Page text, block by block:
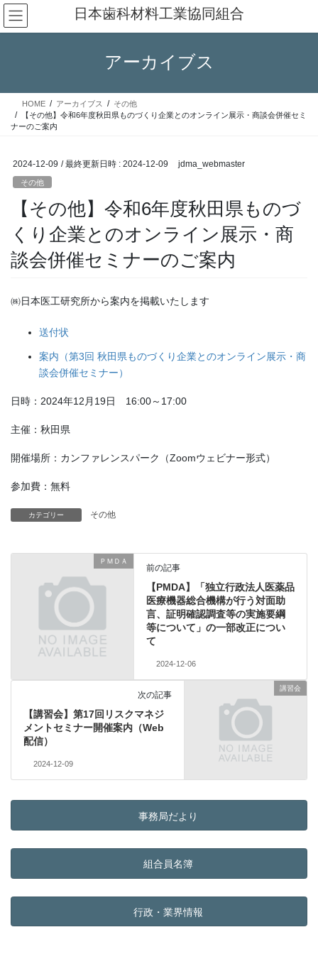
コ
ン
テ
ス
ナ
ビ
ゲ
ン
日本歯科材料工業協同組合
アーカイブス
HOME アーカイブス
その他
【その他】令和6年度秋田県ものづくり企業とのオンライン展示・商談会併催セミ
ナーのご案内
2024-12-09 / 最終更新日時 : 2024-12-09 jdma_webmaster
その他
【その他】令和6年度秋田県ものづ
くり企業とのオンライン展示・商
談会併催セミナーのご案内
㈱日本医工研究所から案内を掲載いたします
送付状
案内（第3回 秋田県ものづくり企業とのオンライン展示・商
談会併催セミナー）
日時：2024年12月19日 16:00～17:00
主催：秋田県
開催場所：カンファレンスパーク（Zoomウェビナー形式）
参加費：無料
カテゴリー その他
ＰＭＤＡ
前の記事
【PMDA】「独立行政法人医薬品
医療機器総合機構が行う対面助
言、証明確認調査等の実施要綱
等について」の一部改正につい
て
2024-12-06
講習会
次の記事
【講習会】第17回リスクマネジ
メントセミナー開催案内（Web
配信）
2024-12-09
事務局だより
組合員名簿
行政・業界情報